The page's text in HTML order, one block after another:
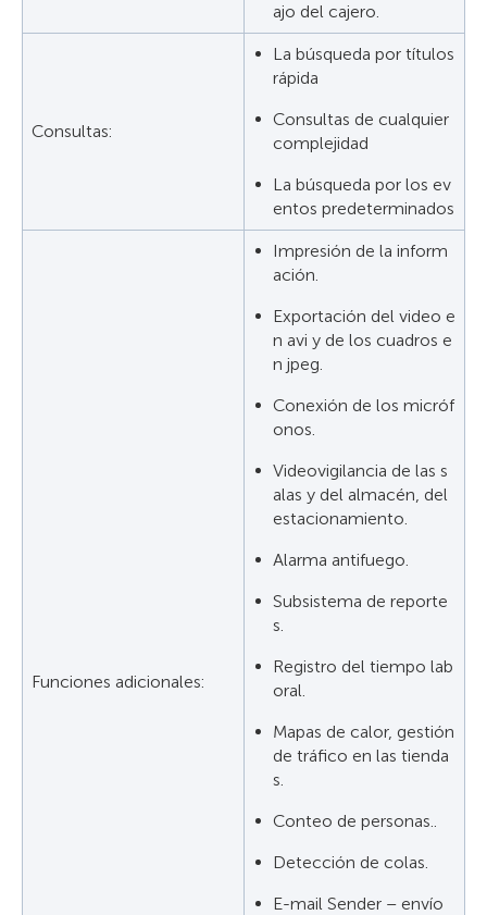
ajo del cajero.
Consultas:
La búsqueda por títulos
rápida
Consultas de cualquier
complejidad
La búsqueda por los ev
entos predeterminados
Funciones adicionales:
Impresión de la inform
ación.
Exportación del video e
n avi y de los cuadros e
n jpeg.
Conexión de los micróf
onos.
Videovigilancia de las s
alas y del almacén, del
estacionamiento.
Alarma antifuego.
Subsistema de reporte
s.
Registro del tiempo lab
oral.
Mapas de calor, gestión
de tráfico en las tienda
s.
Conteo de personas..
Detección de colas.
E-mail Sender – envío